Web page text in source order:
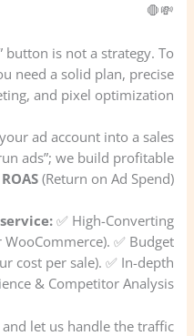
💸🛑
button is not a strategy. To
need a solid plan, precise
and pixel optimization.
ad account into a sales
ads”; we build profitable
ROAS(Return on Ad Spend).
✅ High-Converting
✅ Budget
cost per sale). ✅ In-depth
& Competitor Analysis.
let us handle the traffic